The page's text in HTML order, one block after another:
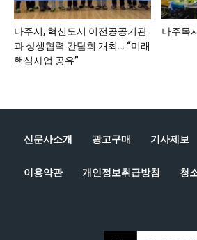
나주시, 혁신도시 이전공공기관
과 상생협력 간담회 개최… “미래
핵심사업 공유”
나주목
신문사소개 광고구매 기사제보
이용약관 개인정보취급방침 청